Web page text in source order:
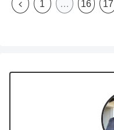
前
1 … 16 17